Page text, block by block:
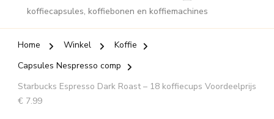
koffiecapsules, koffiebonen en koffiemachines
Home Winkel
Koffie
Capsules Nespresso comp
Starbucks Espresso Dark Roast – 18 koffiecups Voordeelprijs
€ 7.99